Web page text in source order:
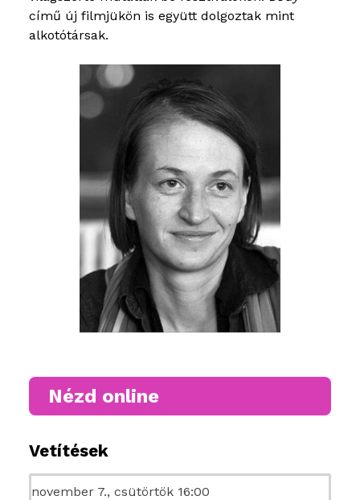
című új filmjükön is együtt dolgoztak mint
alkotótársak.
Nézd online
Vetítések
november 7., csütörtök 16:00